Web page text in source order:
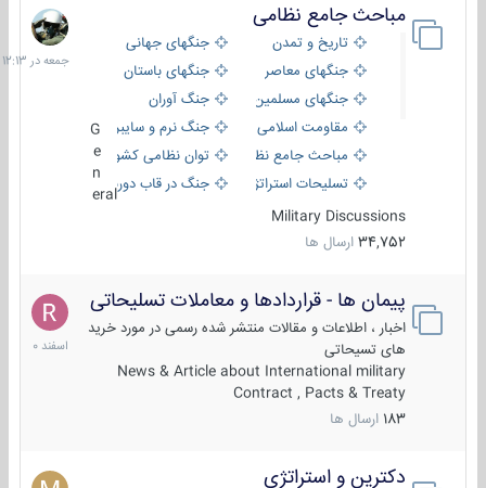
مباحث جامع نظامی
تاریخ و تمدن
جنگهای جهانی
جنگهای معاصر
جنگهای باستان
جنگهای مسلمین
جنگ آوران
مقاومت اسلامی
جنگ نرم و سایبری
مباحث جامع نظامی
توان نظامی کشورها
تسلیحات استراتژیک
جنگ در قاب دوربین
eral
Military Discussions
34,752 ارسال ها
جمعه
در
12:13
پیمان ها - قراردادها و معاملات تسلیحاتی
اخبار ، اطلاعات و مقالات منتشر شده رسمی در مورد خرید
های تسیحاتی
News & Article about International military
Contract , Pacts & Treaty
183 ارسال ها
7
اسفند
1400
دکترین و استراتژی
27